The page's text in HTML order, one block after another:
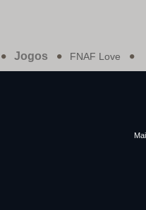
Jogos FNAF Love